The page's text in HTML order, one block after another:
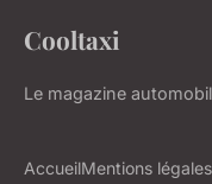
Cooltaxi
Le magazine
AccueilMentions légales